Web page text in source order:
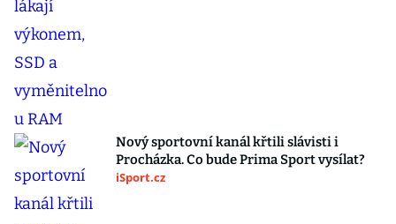
Nový sportovní kanál křtili slávisti i
Procházka. Co bude Prima Sport vysílat?
iSport.cz